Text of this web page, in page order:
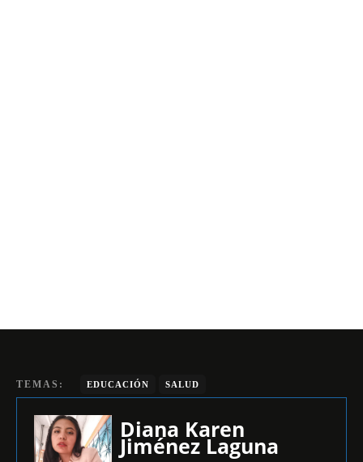
TEMAS: EDUCACIÓN SALUD
Diana Karen
Jiménez Laguna